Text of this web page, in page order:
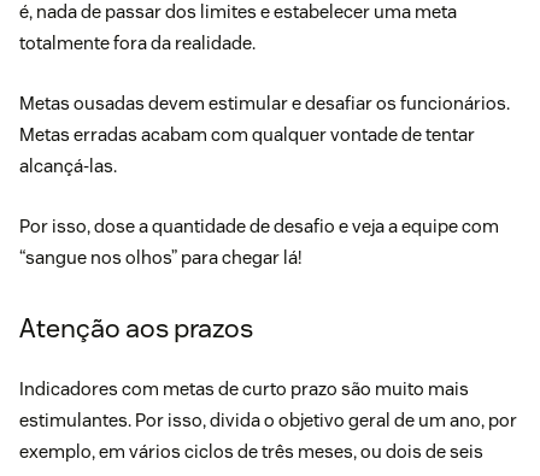
é, nada de passar dos limites e estabelecer uma meta
totalmente fora da realidade.
Metas ousadas devem estimular e desafiar os funcionários.
Metas erradas acabam com qualquer vontade de tentar
alcançá-las.
Por isso, dose a quantidade de desafio e veja a equipe com
“sangue nos olhos” para chegar lá!
Atenção aos prazos
Indicadores com metas de curto prazo são muito mais
estimulantes. Por isso, divida o objetivo geral de um ano, por
exemplo, em vários ciclos de três meses, ou dois de seis